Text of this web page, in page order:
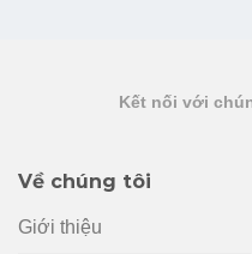
Kết nối với
Về chúng tôi
Giới thiệu